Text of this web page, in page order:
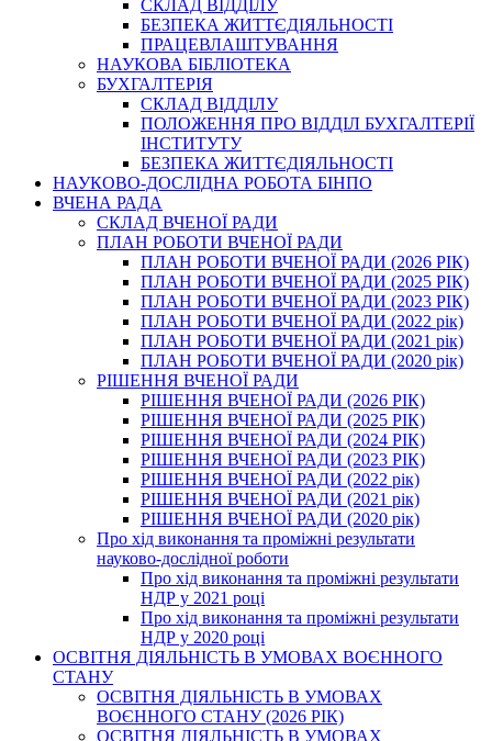
СКЛАД ВІДДІЛУ
БЕЗПЕКА ЖИТТЄДІЯЛЬНОСТІ
ПРАЦЕВЛАШТУВАННЯ
НАУКОВА БІБЛІОТЕКА
БУХГАЛТЕРІЯ
СКЛАД ВІДДІЛУ
ПОЛОЖЕННЯ ПРО ВІДДІЛ БУХГАЛТЕРІЇ
ІНСТИТУТУ
БЕЗПЕКА ЖИТТЄДІЯЛЬНОСТІ
НАУКОВО-ДОСЛІДНА РОБОТА БІНПО
ВЧЕНА РАДА
СКЛАД ВЧЕНОЇ РАДИ
ПЛАН РОБОТИ ВЧЕНОЇ РАДИ
ПЛАН РОБОТИ ВЧЕНОЇ РАДИ (2026 РІК)
ПЛАН РОБОТИ ВЧЕНОЇ РАДИ (2025 РІК)
ПЛАН РОБОТИ ВЧЕНОЇ РАДИ (2023 РІК)
ПЛАН РОБОТИ ВЧЕНОЇ РАДИ (2022 рік)
ПЛАН РОБОТИ ВЧЕНОЇ РАДИ (2021 рік)
ПЛАН РОБОТИ ВЧЕНОЇ РАДИ (2020 рік)
РІШЕННЯ ВЧЕНОЇ РАДИ
РІШЕННЯ ВЧЕНОЇ РАДИ (2026 РІК)
РІШЕННЯ ВЧЕНОЇ РАДИ (2025 РІК)
РІШЕННЯ ВЧЕНОЇ РАДИ (2024 РІК)
РІШЕННЯ ВЧЕНОЇ РАДИ (2023 РІК)
РІШЕННЯ ВЧЕНОЇ РАДИ (2022 рік)
РІШЕННЯ ВЧЕНОЇ РАДИ (2021 рік)
РІШЕННЯ ВЧЕНОЇ РАДИ (2020 рік)
Про хід виконання та проміжні результати
науково-дослідної роботи
Про хід виконання та проміжні результати
НДР у 2021 році
Про хід виконання та проміжні результати
НДР у 2020 році
ОСВІТНЯ ДІЯЛЬНІСТЬ В УМОВАХ ВОЄННОГО
СТАНУ
ОСВІТНЯ ДІЯЛЬНІСТЬ В УМОВАХ
ВОЄННОГО СТАНУ (2026 РІК)
ОСВІТНЯ ДІЯЛЬНІСТЬ В УМОВАХ